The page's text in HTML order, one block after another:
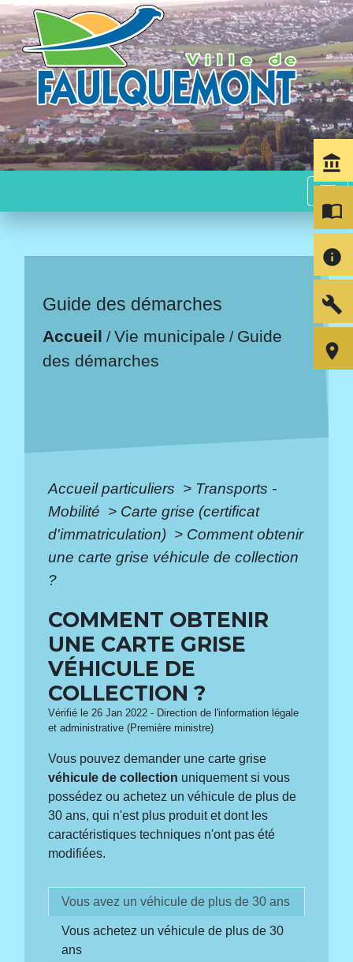
menu
Guide des démarches
Accueil /Vie municipale / Guide
des démarches
Accueil particuliers > Transports -
Mobilité > Carte grise (certificat
d'immatriculation) > Comment obtenir
une carte grise véhicule de collection
?
COMMENT OBTENIR
UNE CARTE GRISE
VÉHICULE DE
COLLECTION ?
Vérifié le 26 Jan 2022 - Direction de l'information légale
et administrative (Première ministre)
Vous pouvez demander une carte grise
véhicule de collection uniquement si vous
possédez ou achetez un véhicule de plus de
30 ans, qui n'est plus produit et dont les
caractéristiques techniques n'ont pas été
modifiées.
Vous avez un véhicule de plus de 30 ans
Vous achetez un véhicule de plus de 30
ans
account_balance
import_contacts
info
build
room